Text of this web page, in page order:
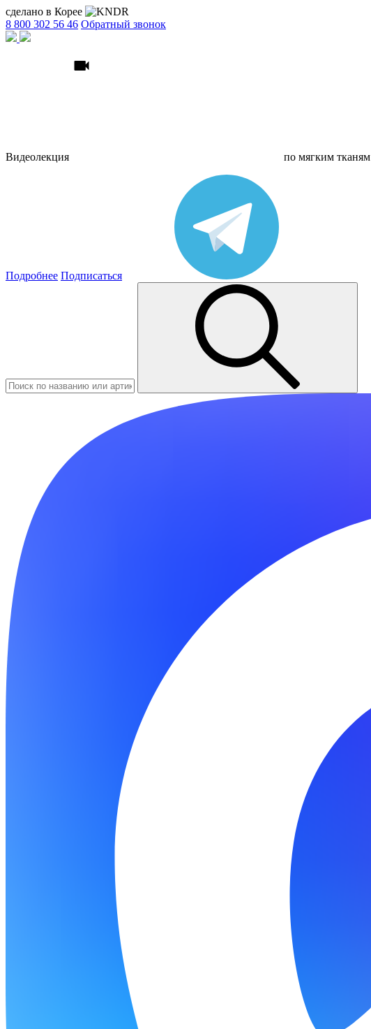
сделано в Корее
8 800 302 56 46 Обратный звонок
Видеолекция по мягким тканям
Подробнее Подписаться